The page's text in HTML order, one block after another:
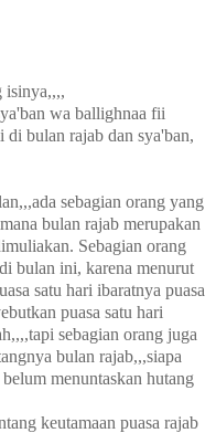
isinya,,,,
wa ballighnaa fii
bulan rajab dan sya'ban,
sebagian orang yang
bulan rajab merupakan
Sebagian orang
bulan ini, karena menurut
satu hari ibaratnya puasa
puasa satu hari
sebagian orang juga
bulan rajab,,,siapa
menuntaskan hutang
keutamaan puasa rajab